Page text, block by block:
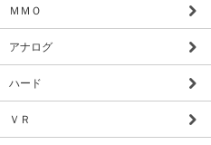
ＭＭＯ
アナログ
ハード
ＶＲ